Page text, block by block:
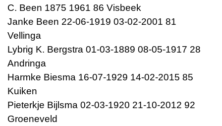
C. Been 1875 1961 86 Visbeek
Janke Been 22-06-1919 03-02-2001 81
Vellinga
Lybrig K. Bergstra 01-03-1889 08-05-1917 28
Andringa
Harmke Biesma 16-07-1929 14-02-2015 85
Kuiken
Pieterkje Bijlsma 02-03-1920 21-10-2012 92
Groeneveld